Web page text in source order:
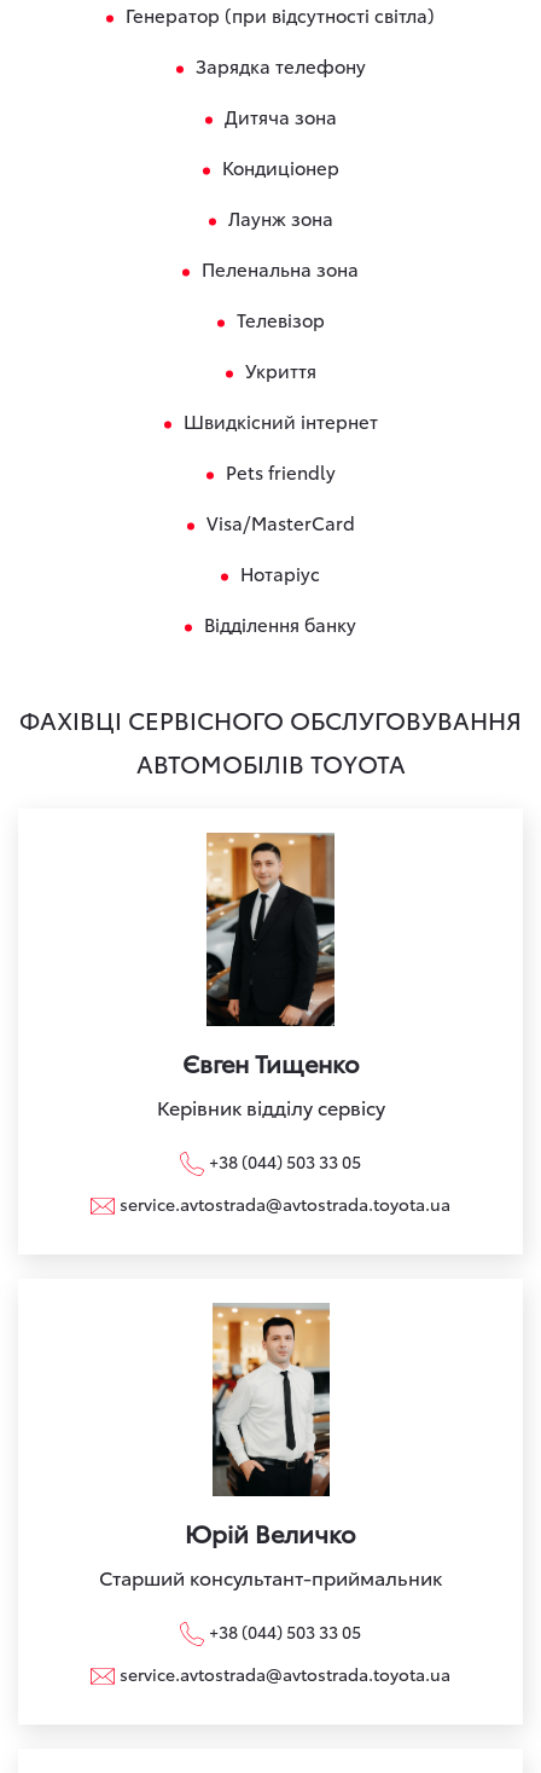
Генератор (при відсутності світла)
Зарядка телефону
Дитяча зона
Кондиціонер
Лаунж зона
Пеленальна зона
Телевізор
Укриття
Швидкісний інтернет
Pets friendly
Visa/MasterCard
Нотаріус
Відділення банку
ФАХІВЦІ СЕРВІСНОГО ОБСЛУГОВУВАННЯ
АВТОМОБІЛІВ TOYOTA
Євген Тищенко
Керівник відділу сервісу
+38 (044) 503 33 05
service.avtostrada@avtostrada.toyota.ua
Юрій Величко
Старший консультант-приймальник
+38 (044) 503 33 05
service.avtostrada@avtostrada.toyota.ua